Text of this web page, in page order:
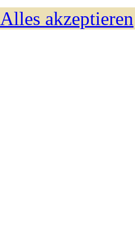
Alles akzeptieren